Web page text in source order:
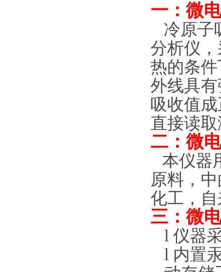
一：微
冷原子
分析仪
热的条
外线具
吸收值
直接读
二：微
本仪器
原料，
化工，
三：微
l 仪器
l 内置